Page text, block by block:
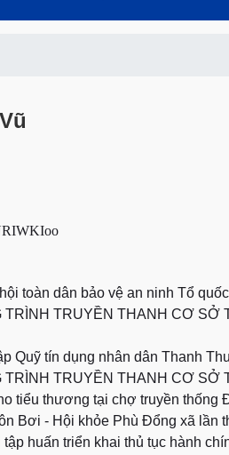
toàn dân bảo vệ an ninh Tổ
TRÌNH TRUYỀN THANH CƠ SỞ
Quỹ tín dụng nhân dân Thanh
TRÌNH TRUYỀN THANH CƠ SỞ
tiểu thương tại chợ truyền thống
Bơi - Hội khỏe Phù Đổng xã lần
huấn triển khai thủ tục hành